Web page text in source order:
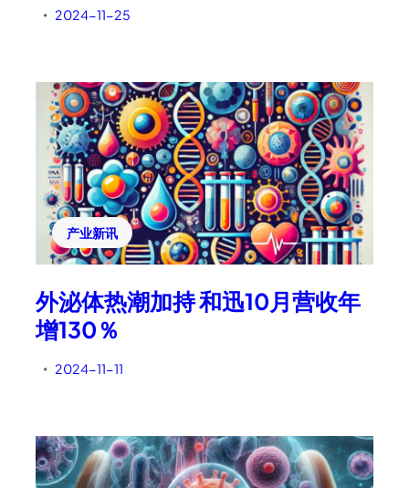
• 2024-11-25
产业新讯
外泌体热潮加持 和迅10月营收年
增130％
• 2024-11-11